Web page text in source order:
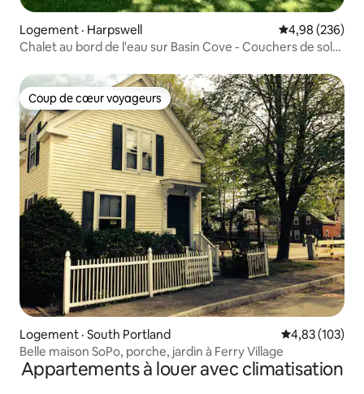
Logement · Harpswell Note
4,98 (236)
Chalet au bord de l'eau sur Basin Cove - Couchers de soleil
Coup de cœur voyageurs
Coup de cœur voyageurs
Logement · South Portland Note
4,83 (103)
Belle maison SoPo, porche, jardin à Ferry Village
Appartements à louer avec climatisation